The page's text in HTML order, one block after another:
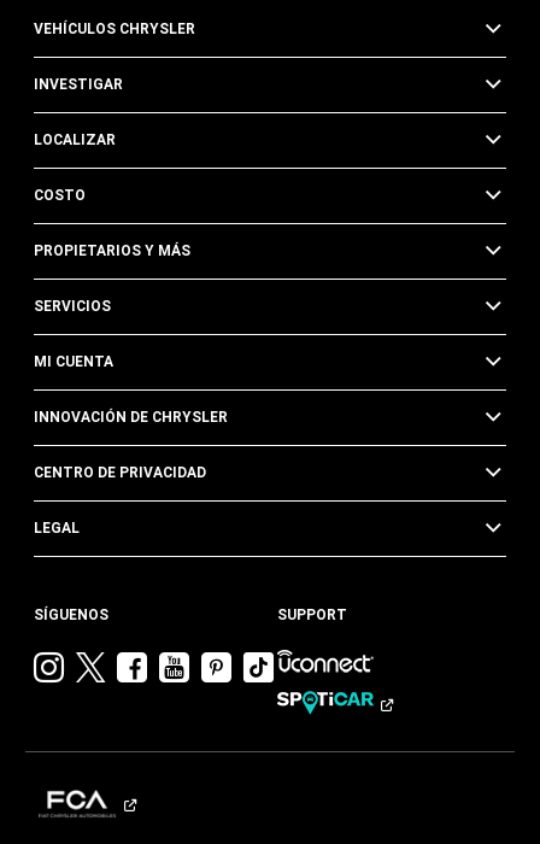
VEHÍCULOS CHRYSLER
INVESTIGAR
LOCALIZAR
COSTO
PROPIETARIOS Y MÁS
SERVICIOS
MI CUENTA
INNOVACIÓN DE CHRYSLER
CENTRO DE PRIVACIDAD
LEGAL
SÍGUENOS
VisitarVisitarVisitar
Chrysler en
Visitar
Chrysler en
Visitar
Chrysler en
Pinterest
Visita
Chrysler
Tik
SUPPORT